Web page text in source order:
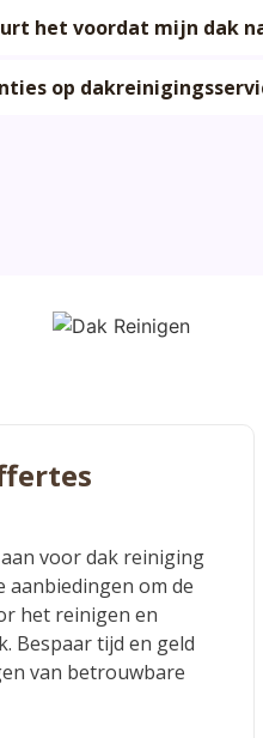
het voordat mijn dak
op
voor dak reiniging
aanbiedingen om de
het reinigen en
Bespaar tijd en geld
van betrouwbare